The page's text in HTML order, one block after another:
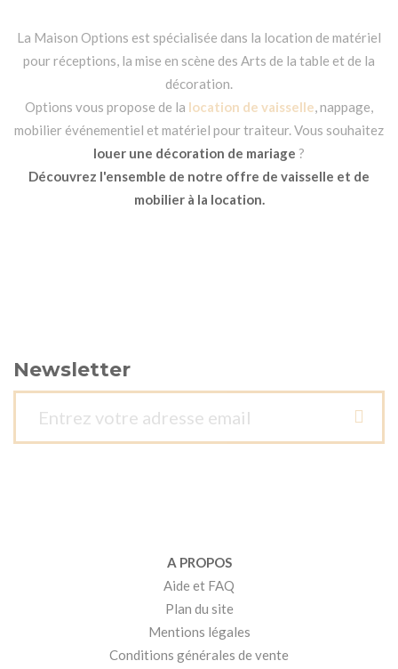
La Maison Options est spécialisée dans la location de matériel
pour réceptions, la mise en scène des Arts de la table et de la
décoration.
Options vous propose de la location de vaisselle, nappage,
mobilier événementiel et matériel pour traiteur. Vous souhaitez
louer une décoration de mariage ?
Découvrez l'ensemble de notre offre de vaisselle et de
mobilier à la location.
Newsletter
A PROPOS
Aide et FAQ
Plan du site
Mentions légales
Conditions générales de vente